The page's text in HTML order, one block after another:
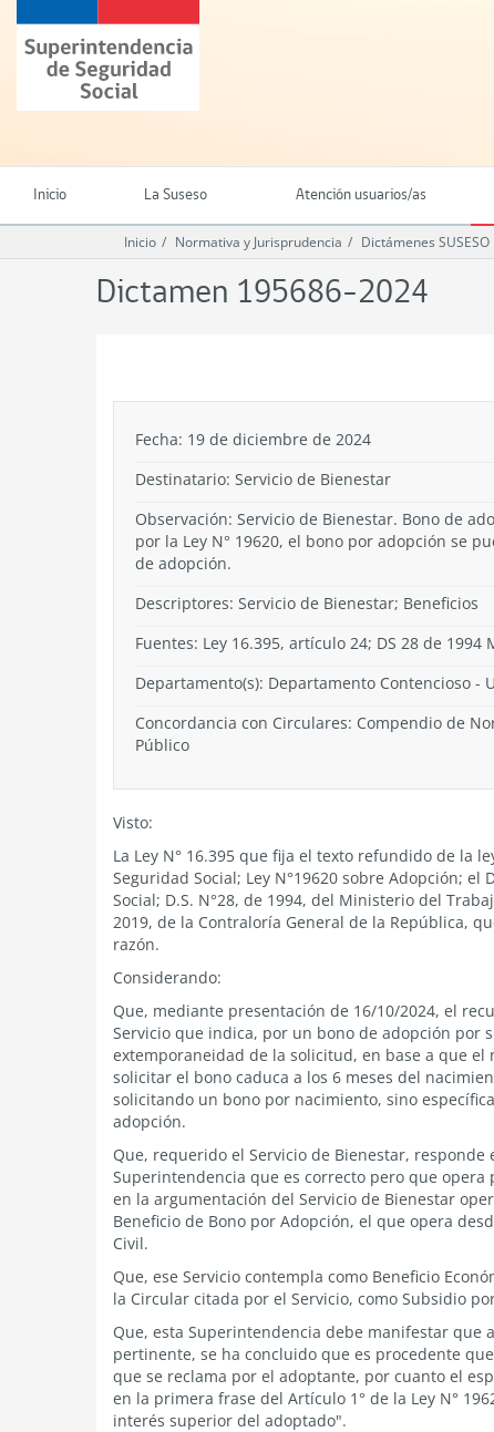
contenido
principal
Superintendencia
de
Seguridad
(SUSESO)
Chile
Inicio La Suseso Atención usuarios/as
Inicio Normativa y Jurisprudencia Dictámenes SUSESO
Dictamen 195686-2024
Fecha: 19 de diciembre de 2024
Destinatario: Servicio de Bienestar
Observación: Servicio de Bienestar. Bono de
por la Ley N° 19620, el bono por adopción se
de adopción.
Descriptores: Servicio de Bienestar; Beneficios
Fuentes: Ley 16.395, artículo 24; DS 28 de 1994
Departamento(s): Departamento Contencioso -
Concordancia con Circulares: Compendio de
Público
Visto:
La Ley N° 16.395 que fija el texto refundido de la
Seguridad Social; Ley N°19620 sobre Adopción; el
Social; D.S. N°28, de 1994, del Ministerio del
2019, de la Contraloría General de la República,
razón.
Considerando:
Que, mediante presentación de 16/10/2024, el
Servicio que indica, por un bono de adopción por
extemporaneidad de la solicitud, en base a que
solicitar el bono caduca a los 6 meses del
solicitando un bono por nacimiento, sino
adopción.
Que, requerido el Servicio de Bienestar,
Superintendencia que es correcto pero que
en la argumentación del Servicio de Bienestar
Beneficio de Bono por Adopción, el que opera
Civil.
Que, ese Servicio contempla como Beneficio
la Circular citada por el Servicio, como Subsidio
Que, esta Superintendencia debe manifestar que
pertinente, se ha concluido que es procedente
que se reclama por el adoptante, por cuanto el
en la primera frase del Artículo 1° de la Ley N°
interés superior del adoptado".